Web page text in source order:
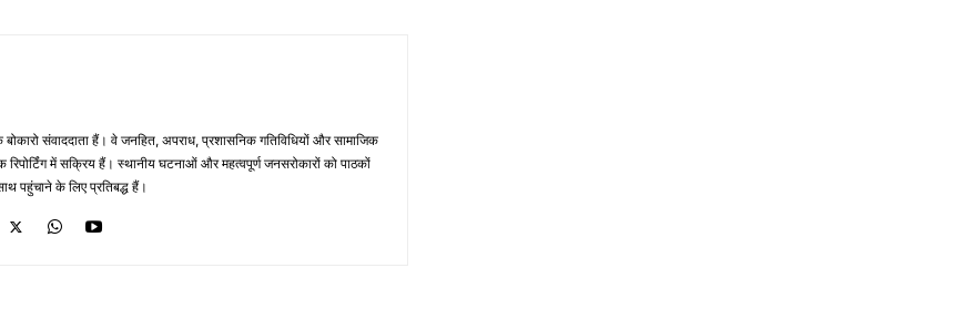
संवाददाता हैं। वे जनहित, अपराध, प्रशासनिक गतिविधियों और सामाजिक
रिपोर्टिंग में सक्रिय हैं। स्थानीय घटनाओं और महत्वपूर्ण जनसरोकारों को पाठकों
पहुंचाने के लिए प्रतिबद्ध हैं।